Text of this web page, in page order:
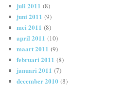
juli 2011 (8)
juni 2011 (9)
mei 2011 (8)
april 2011 (10)
maart 2011 (9)
februari 2011 (8)
januari 2011 (7)
december 2010 (8)